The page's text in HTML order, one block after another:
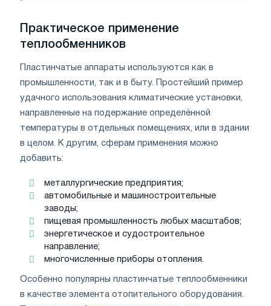
Практическое применение
теплообменников
Пластинчатые аппараты используются как в
промышленности, так и в быту. Простейший пример
удачного использования климатические установки,
направленные на подержание определённой
температуры в отдельных помещениях, или в здании
в целом. К другим, сферам применения можно
добавить:
металлургические предприятия;
автомобильные и машиностроительные
заводы;
пищевая промышленность любых масштабов;
энергетическое и судостроительное
направление;
многочисленные приборы отопления.
Особенно популярны пластинчатые теплообменники
в качестве элемента отопительного оборудования.